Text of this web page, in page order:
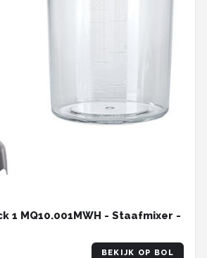
1 MQ10.001MWH - Staafmixer -
BEKIJK OP BOL